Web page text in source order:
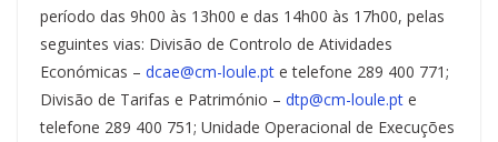
período das 9h00 às 13h00 e das 14h00 às 17h00, pelas
seguintes vias: Divisão de Controlo de Atividades
Económicas – dcae@cm-loule.pt e telefone 289 400 771;
Divisão de Tarifas e Património – dtp@cm-loule.pt e
telefone 289 400 751; Unidade Operacional de Execuções